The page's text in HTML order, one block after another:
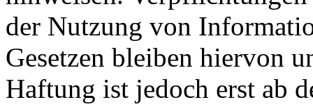
der Nutzung von
Gesetzen bleiben hiervon
Haftung ist jedoch erst ab